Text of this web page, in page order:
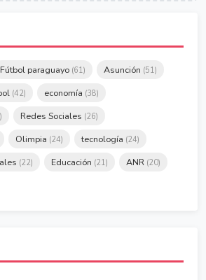
Fútbol paraguayo (61) Asunción (51)
(42) economía (38)
Redes Sociales (26)
Olimpia (24) tecnología (24)
(22) Educación (21) ANR (20)